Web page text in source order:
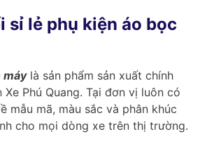
sỉ lẻ phụ kiện áo bọc
máylà sản phẩm sản xuất chính
Xe Phú Quang. Tại đơn vị luôn có
mẫu mã, màu sắc và phân khúc
cho mọi dòng xe trên thị trường.